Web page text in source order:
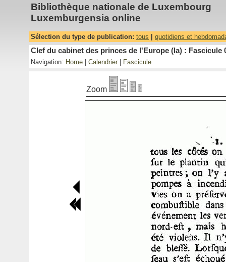
Bibliothèque nationale de Luxembourg
Luxemburgensia online
Sélection du type de publication: tous quotidiens et
Clef du cabinet des princes de l'Europe (la) : Fascicule
Navigation: Home Calendrier Fascicule
Zoom